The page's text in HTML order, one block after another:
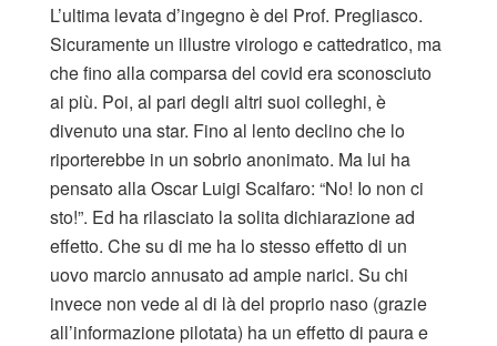
L’ultima levata d’ingegno è del Prof. Pregliasco.
Sicuramente un illustre virologo e cattedratico, ma
che fino alla comparsa del covid era sconosciuto
ai più. Poi, al pari degli altri suoi colleghi, è
divenuto una star. Fino al lento declino che lo
riporterebbe in un sobrio anonimato. Ma lui ha
pensato alla Oscar Luigi Scalfaro: “No! Io non ci
sto!”. Ed ha rilasciato la solita dichiarazione ad
effetto. Che su di me ha lo stesso effetto di un
uovo marcio annusato ad ampie narici. Su chi
invece non vede al di là del proprio naso (grazie
all’informazione pilotata) ha un effetto di paura e